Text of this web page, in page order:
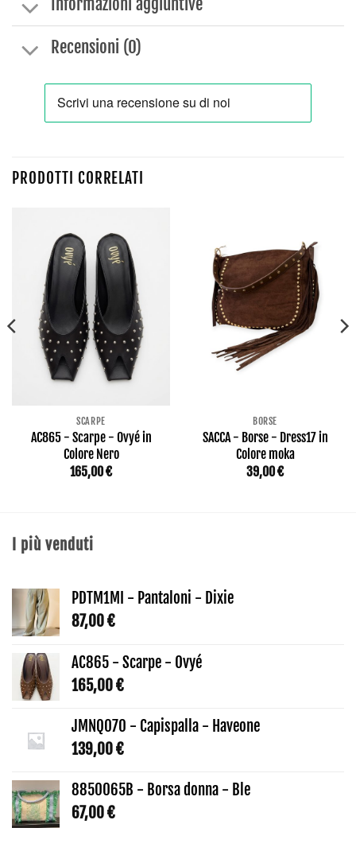
Informazioni aggiuntive
Recensioni (0)
PRODOTTI CORRELATI
SCARPE
AC865 - Scarpe - Ovyé in
Colore Nero
165,00€
BORSE
SACCA - Borse - Dress17 in
Colore moka
39,00€
I più venduti
PDTM1MI - Pantaloni - Dixie
87,00€
AC865 - Scarpe - Ovyé
165,00€
JMNQ070 - Capispalla - Haveone
139,00€
8850065B - Borsa donna - Ble
67,00€